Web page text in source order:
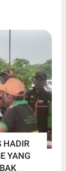
HADIR
YANG